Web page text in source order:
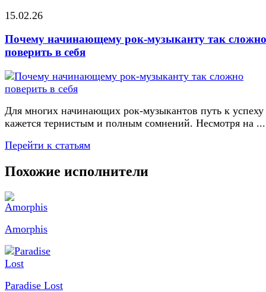
15.02.26
Почему начинающему рок-музыканту так сложно
поверить в себя
Для многих начинающих рок-музыкантов путь к успеху
кажется тернистым и полным сомнений. Несмотря на ...
Перейти к статьям
Похожие исполнители
Amorphis
Paradise Lost